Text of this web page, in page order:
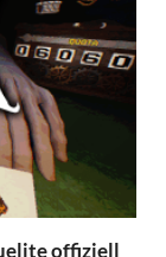
offiziell